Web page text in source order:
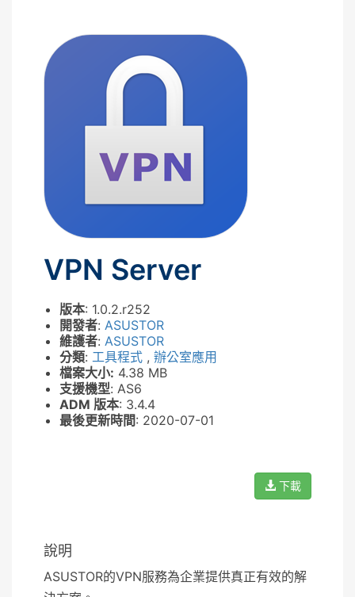
VPN Server
版本: 1.0.2.r252
開發者: ASUSTOR
維護者: ASUSTOR
分類: 工具程式 , 辦公室應用
檔案大小: 4.38 MB
支援機型: AS6
ADM 版本: 3.4.4
最後更新時間: 2020-07-01
下載
說明
ASUSTOR的VPN服務為企業提供真正有效的解